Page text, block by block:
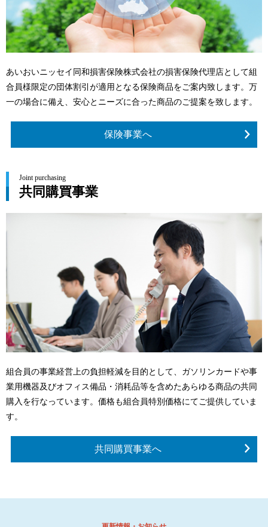
あいおいニッセイ同和損害保険株式会社の損害保険代理店として組
合員様限定の団体割引が適用となる保険商品をご案内致します。万
一の場合に備え、安心とニーズに合った商品のご提案を致します。
保険事業へ
Joint purchasing
共同購買事業
組合員の事業経営上の負担軽減を目的として、ガソリンカードや事
業用機器及びオフィス備品・消耗品等を含めたあらゆる商品の共同
購入を行なっています。価格も組合員特別価格にてご提供していま
す。
共同購買事業へ